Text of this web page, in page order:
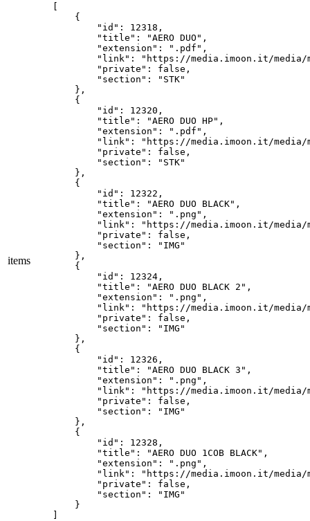
items
[
    {
        "id": 12318,
        "title": "AERO DUO",
        "extension": ".pdf",
"link": "https://media.imoon.it/
        "private": false,
        "section": "STK"
    },
    {
        "id": 12320,
        "title": "AERO DUO HP",
        "extension": ".pdf",
"link": "https://media.imoon.it/
        "private": false,
        "section": "STK"
    },
    {
        "id": 12322,
        "title": "AERO DUO BLACK",
        "extension": ".png",
"link": "https://media.imoon.it/
        "private": false,
        "section": "IMG"
    },
    {
        "id": 12324,
        "title": "AERO DUO BLACK 2",
        "extension": ".png",
"link": "https://media.imoon.it/
        "private": false,
        "section": "IMG"
    },
    {
        "id": 12326,
        "title": "AERO DUO BLACK 3",
        "extension": ".png",
"link": "https://media.imoon.it/
        "private": false,
        "section": "IMG"
    },
    {
        "id": 12328,
        "title": "AERO DUO 1COB BLACK",
        "extension": ".png",
"link": "https://media.imoon.it/
        "private": false,
        "section": "IMG"
    }
]